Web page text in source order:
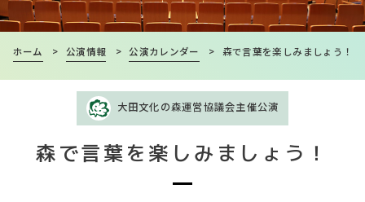
ホーム > 公演情報 > 公演カレンダー > 森で言葉を楽しみましょう！
大田文化の森運営協議会主催公演
森で言葉を楽しみましょう！